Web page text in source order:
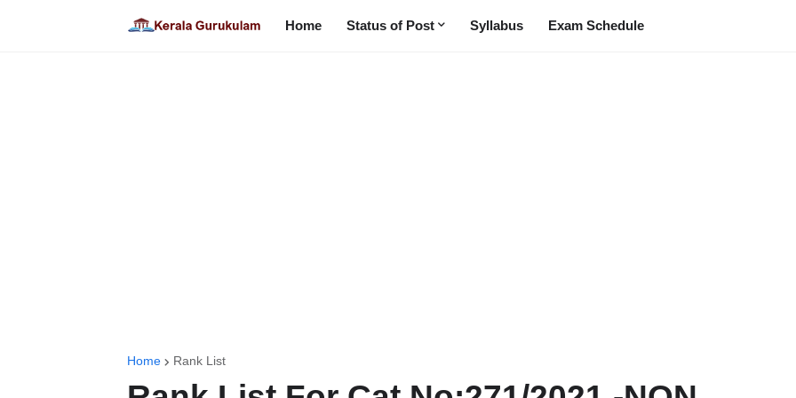
Home Status of Post Syllabus Exam Schedule
Home Rank List